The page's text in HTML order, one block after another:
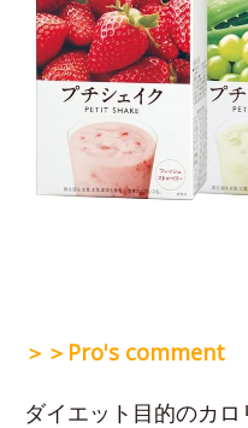
＞＞Pro's comment
ダイエット目的のカ